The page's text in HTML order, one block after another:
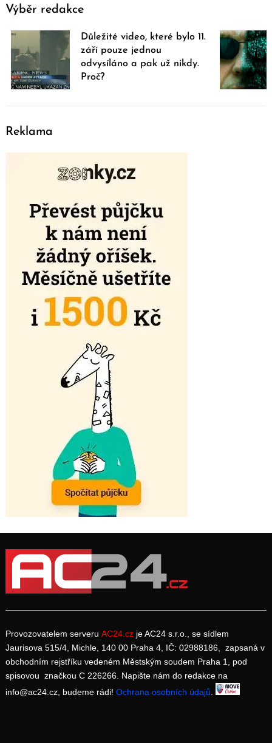
Výběr redakce
Důležité video, které bylo 11.
září pouze jednou
odvysíláno a pak už nikdy.
Proč?
Reklama
Provozovatelem serveru AC24.cz je AC24 s.r.o., se sídlem
Jaurisova 515/4, Michle, 140 00 Praha 4, IČ: 02988186, zapsaná v
obchodním rejstříku vedeném Městským soudem Praha 1, pod
spisovou značkou C 226266. Napište nám do redakce na
info@ac24.cz, budeme rádi! Ochrana osobních údajů